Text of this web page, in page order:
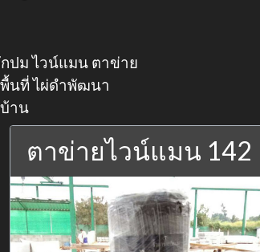
ปม ไวน์แมน ตาข่าย
นที่ ไผ่ดำพัฒนา
าน
ตาข่ายไวน์แมน 142